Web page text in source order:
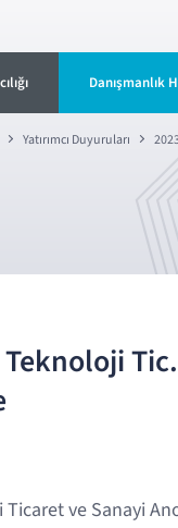
Danışmanlık
Yatırımcı Duyuruları
ve Sanayi